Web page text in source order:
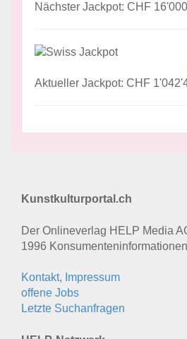
Nächster Jackpot: CHF
Aktueller Jackpot: CHF
Kunstkulturportal.ch
Der Onlineverlag HELP Media
1996
Kontakt, Impressum
offene Jobs
Letzte Suchanfragen